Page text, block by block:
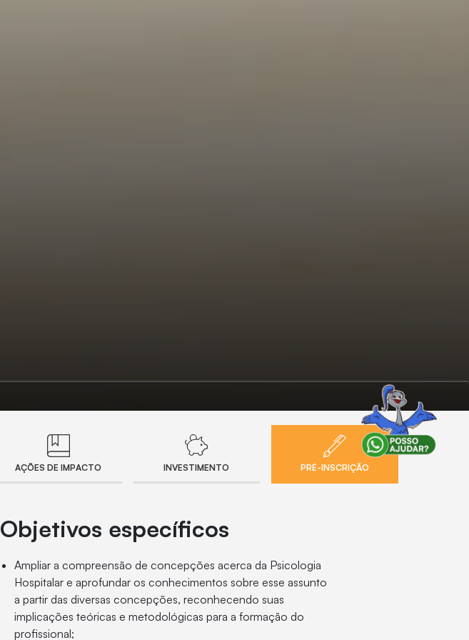
AÇÕES DE IMPACTO INVESTIMENTO PRÉ-INSCRIÇÃO
Objetivos específicos
Ampliar a compreensão de concepções acerca da Psicologia
Hospitalar e aprofundar os conhecimentos sobre esse assunto
a partir das diversas concepções, reconhecendo suas
implicações teóricas e metodológicas para a formação do
profissional;